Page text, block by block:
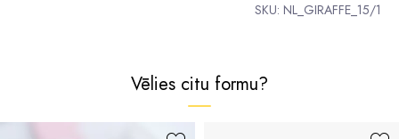
SKU: NL_GIRAFFE_15/1
Vēlies citu formu?